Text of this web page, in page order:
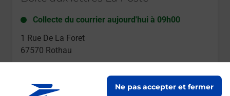
Ne pas accepter et fermer
Collecte du courrier aujourd'hui à 09h00
1 Rue De La Foret
67570 Rothau